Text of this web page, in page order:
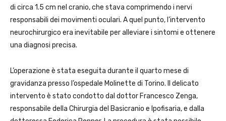
di circa 1.5 cm nel cranio, che stava comprimendo i nervi
responsabili dei movimenti oculari. A quel punto, l’intervento
neurochirurgico era inevitabile per alleviare i sintomi e ottenere
una diagnosi precisa.
L’operazione è stata eseguita durante il quarto mese di
gravidanza presso l’ospedale Molinette di Torino. Il delicato
intervento è stato condotto dal dottor Francesco Zenga,
responsabile della Chirurgia del Basicranio e Ipofisaria, e dalla